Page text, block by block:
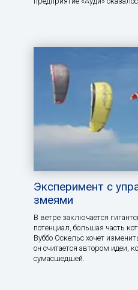
Эксперимент с
змеями
В ветре заключается
потенциал, большая часть
Вуббо Оскельс хочет
он считается автором идеи,
сумасшедшей.